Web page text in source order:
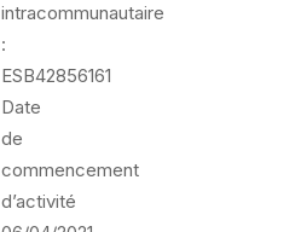
intracommunautaire
:
ESB42856161
Date
de
commencement
d’activité